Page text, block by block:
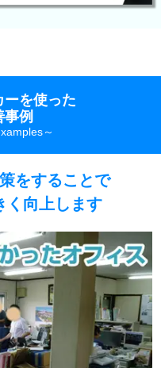
ーを使った
例
をすることで
く向上します